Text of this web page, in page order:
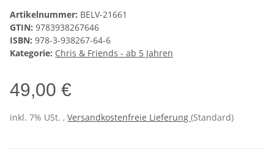
Artikelnummer: BELV-21661
GTIN: 9783938267646
ISBN: 978-3-938267-64-6
Kategorie: Chris & Friends - ab 5 Jahren
49,00 €
inkl. 7% USt. , Versandkostenfreie Lieferung (Standard)